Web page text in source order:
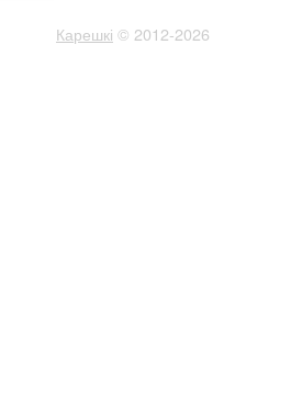
Карешкі © 2012-2026